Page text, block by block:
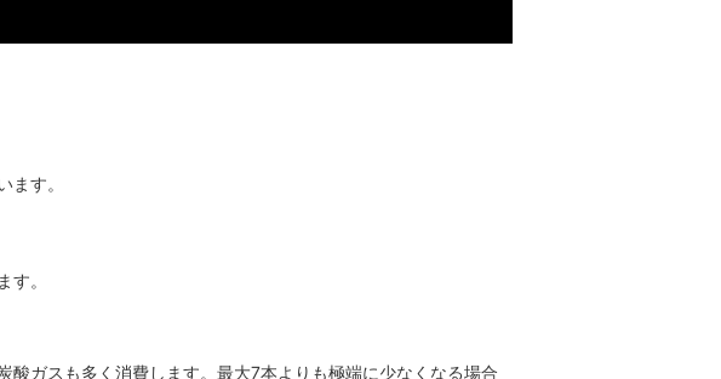
す。
。
ガスも多く消費します。最大7本よりも極端に少なくなる場合